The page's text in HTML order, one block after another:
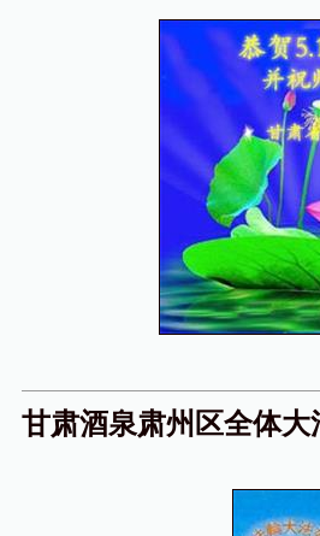
甘肃酒泉肃州区全体